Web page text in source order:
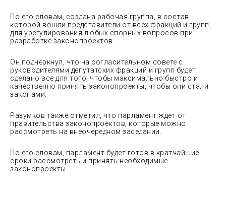
По его словам, создана рабочая группа, в состав
которой вошли представители от всех фракций и групп,
для урегулирования любых спорных вопросов при
разработке законопроектов.
Он подчеркнул, что на согласительном совете с
руководителями депутатских фракций и групп будет
сделано все для того, чтобы максимально быстро и
качественно принять законопроекты, чтобы они стали
законами.
Разумков также отметил, что парламент ждет от
правительства законопроектов, которые можно
рассмотреть на внеочередном заседании.
По его словам, парламент будет готов в кратчайшие
сроки рассмотреть и принять необходимые
законопроекты.